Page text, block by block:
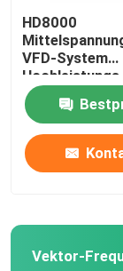
HD8000
VFD-System
Vektor-